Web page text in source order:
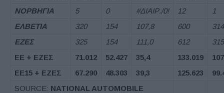
ΝΟΡΒΗΓΙΑ
5 0 #ΔΙΑΙΡ./0! 12
1
ΕΛΒΕΤΙΑ
320 154 107,8 600
314
ΕΖΕΣ
325 154 111,0 612
315
ΕΕ + ΕΖΕΣ 71.012 52.427 35,4 133.019
ΕΕ15 + ΕΖΕΣ 67.290 48.303 39,3 125.623
SOURCE: NATIONAL AUTOMOBILE